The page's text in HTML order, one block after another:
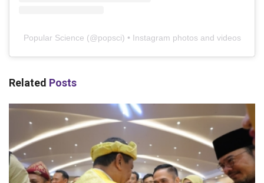
Popular Science (@popsci) • Instagram photos and videos
Related Posts